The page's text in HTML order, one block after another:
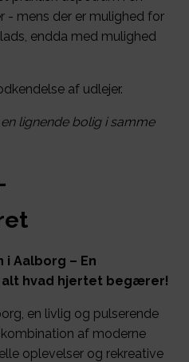
mens der er mulighed for
endda med mulighed
af udlejer.
lignende bolig i samme
Aalborg – En
hvad hjertet begærer!
en livlig og pulserende
af moderne
oplevelser og rekreative